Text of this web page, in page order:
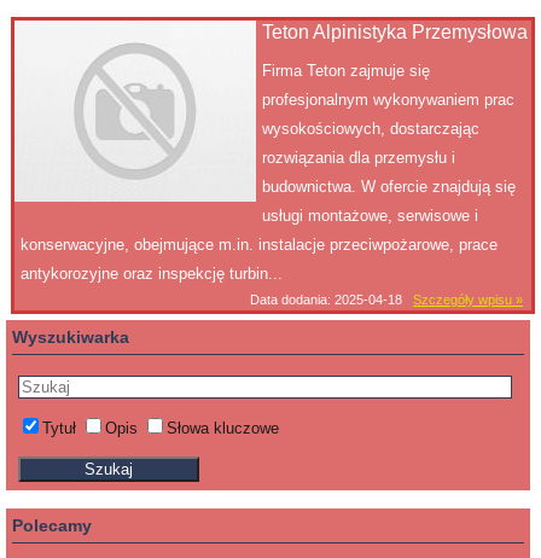
Teton Alpinistyka Przemysłowa
Firma Teton zajmuje się
profesjonalnym wykonywaniem prac
wysokościowych, dostarczając
rozwiązania dla przemysłu i
budownictwa. W ofercie znajdują się
usługi montażowe, serwisowe i
konserwacyjne, obejmujące m.in. instalacje przeciwpożarowe, prace
antykorozyjne oraz inspekcję turbin...
Data dodania: 2025-04-18 Szczegóły wpisu »
Wyszukiwarka
Tytuł Opis Słowa kluczowe
Polecamy